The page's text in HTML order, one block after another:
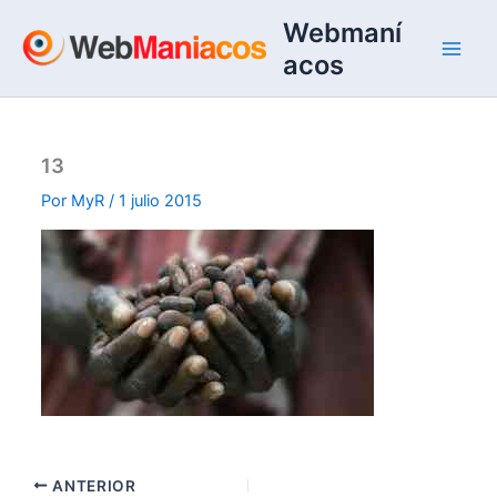
contenido
Webmaní
acos
13
Por MyR/1 julio 2015
ANTERIOR